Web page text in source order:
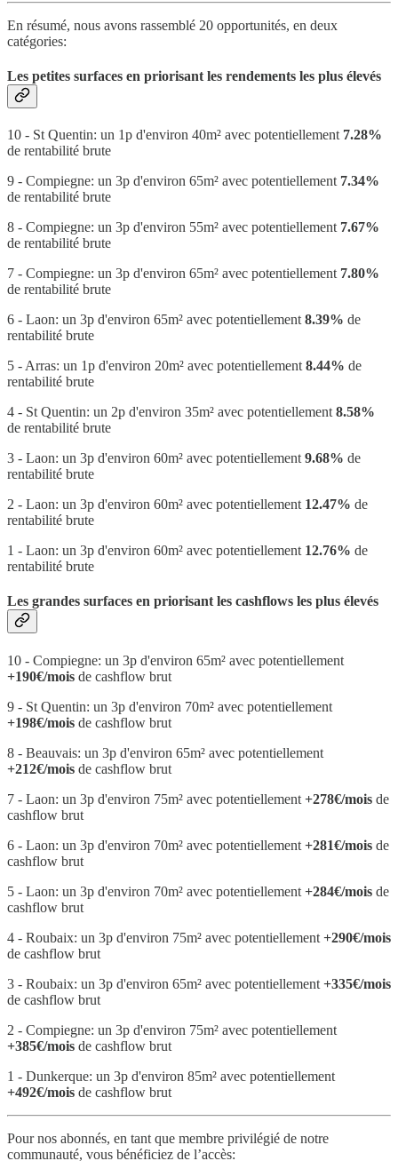
En résumé, nous avons rassemblé 20 opportunités, en deux
catégories:
Les petites surfaces en priorisant les rendements les plus élevés
10 - St Quentin: un 1p d'environ 40m² avec potentiellement 7.28%
de rentabilité brute
9 - Compiegne: un 3p d'environ 65m² avec potentiellement 7.34%
de rentabilité brute
8 - Compiegne: un 3p d'environ 55m² avec potentiellement 7.67%
de rentabilité brute
7 - Compiegne: un 3p d'environ 65m² avec potentiellement 7.80%
de rentabilité brute
6 - Laon: un 3p d'environ 65m² avec potentiellement 8.39% de
rentabilité brute
5 - Arras: un 1p d'environ 20m² avec potentiellement 8.44% de
rentabilité brute
4 - St Quentin: un 2p d'environ 35m² avec potentiellement 8.58%
de rentabilité brute
3 - Laon: un 3p d'environ 60m² avec potentiellement 9.68% de
rentabilité brute
2 - Laon: un 3p d'environ 60m² avec potentiellement 12.47% de
rentabilité brute
1 - Laon: un 3p d'environ 60m² avec potentiellement 12.76% de
rentabilité brute
Les grandes surfaces en priorisant les cashflows les plus élevés
10 - Compiegne: un 3p d'environ 65m² avec potentiellement
+190€/mois de cashflow brut
9 - St Quentin: un 3p d'environ 70m² avec potentiellement
+198€/mois de cashflow brut
8 - Beauvais: un 3p d'environ 65m² avec potentiellement
+212€/mois de cashflow brut
7 - Laon: un 3p d'environ 75m² avec potentiellement +278€/mois de
cashflow brut
6 - Laon: un 3p d'environ 70m² avec potentiellement +281€/mois de
cashflow brut
5 - Laon: un 3p d'environ 70m² avec potentiellement +284€/mois de
cashflow brut
4 - Roubaix: un 3p d'environ 75m² avec potentiellement +290€/mois
de cashflow brut
3 - Roubaix: un 3p d'environ 65m² avec potentiellement +335€/mois
de cashflow brut
2 - Compiegne: un 3p d'environ 75m² avec potentiellement
+385€/mois de cashflow brut
1 - Dunkerque: un 3p d'environ 85m² avec potentiellement
+492€/mois de cashflow brut
Pour nos abonnés, en tant que membre privilégié de notre
communauté, vous bénéficiez de l’accès: